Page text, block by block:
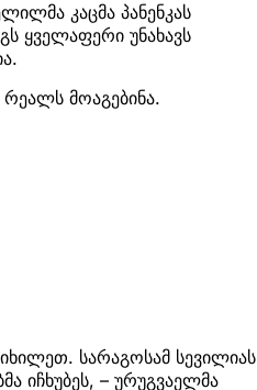
კაცმა პანენკას
ყველაფერი უნახავს
მოაგებინა.
სარაგოსამ სევილიას
იჩხუბეს, – ურუგვაელმა